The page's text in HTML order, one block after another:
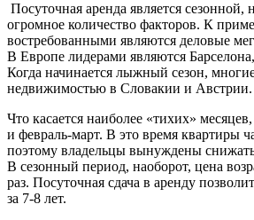
Посуточная аренда является сезонной,
огромное количество факторов. К
востребованными являются деловые
В Европе лидерами являются
Когда начинается лыжный сезон,
недвижимостью в Словакии и Австрии.
Что касается наиболее «тихих»
и февраль-март. В это время квартиры
поэтому владельцы вынуждены
В сезонный период, наоборот, цена
раз. Посуточная сдача в аренду
за 7-8 лет.